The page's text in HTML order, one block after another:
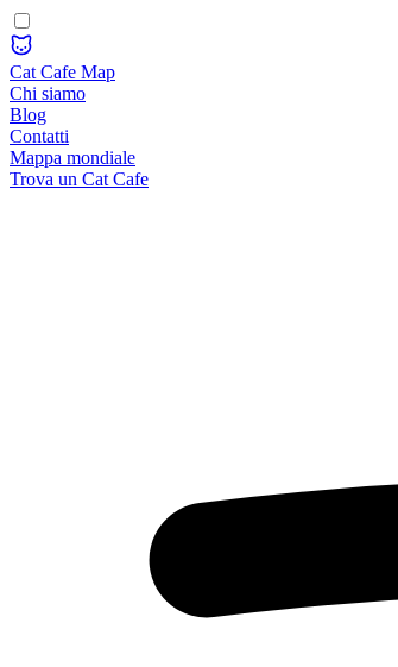
Cat Cafe Map
Chi siamo
Blog
Contatti
Mappa mondiale
Trova un Cat Cafe